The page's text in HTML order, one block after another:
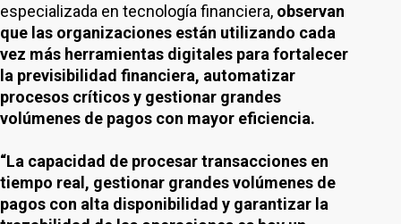
especializada en tecnología financiera, observan
que las organizaciones están utilizando cada
vez más herramientas digitales para fortalecer
la previsibilidad financiera, automatizar
procesos críticos y gestionar grandes
volúmenes de pagos con mayor eficiencia.
“La capacidad de procesar transacciones en
tiempo real, gestionar grandes volúmenes de
pagos con alta disponibilidad y garantizar la